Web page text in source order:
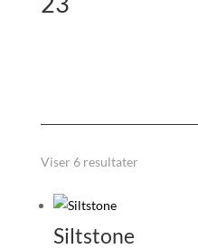
Viser 6 resultaterSorteret
Siltstone